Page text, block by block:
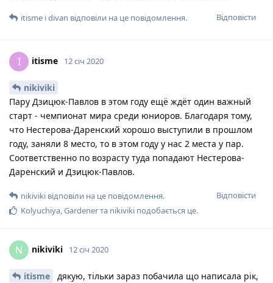
Відповісти
itisme іdivan відповіли на це повідомлення.
I itisme 12 січ 2020
nikiviki
Пару Дзицюк-Павлов в этом году ещё ждёт один важный
старт - чемпионат мира среди юниоров. Благодаря тому,
что Нестерова-Даренский хорошо выступили в прошлом
году, заняли 8 место, то в этом году у нас 2 места у пар.
Соответственно по возрасту туда попадают Нестерова-
Даренский и Дзицюк-Павлов.
Відповісти
nikiviki відповіли на це повідомлення.
Kolyuchiya,Gardenerта nikiviki подобається це.
N nikiviki 12 січ 2020
itisme
дякую, тільки зараз побачила що написала рік,